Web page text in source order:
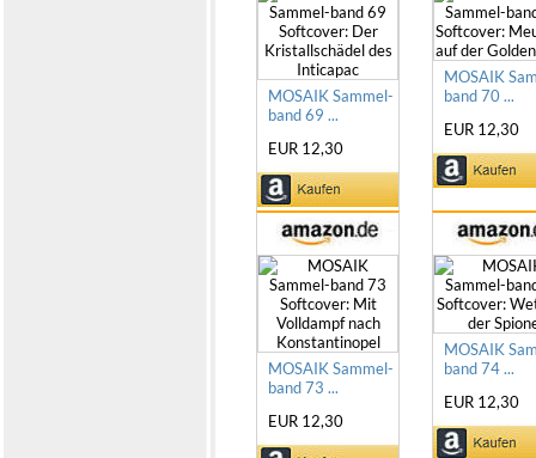
MOSAIK Sammel-
band 69 ...
EUR 12,30
MOSAIK
band 70 ...
EUR 12,30
MOSAIK Sammel-
band 73 ...
EUR 12,30
MOSAIK
band 74 ...
EUR 12,30